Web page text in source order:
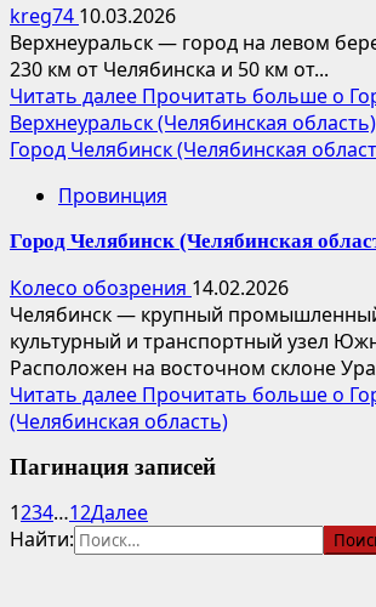
kreg74 10.03.2026
Верхнеуральск — город на левом
230 км от Челябинска и 50 км от...
Читать далее Прочитать больше о
Верхнеуральск (Челябинская область)
Город Челябинск (Челябинская
Провинция
Город Челябинск (Челябинская
Колесо обозрения 14.02.2026
Челябинск — крупный
культурный и транспортный узел
Расположен на восточном склоне
Читать далее Прочитать больше о
(Челябинская область)
Пагинация записей
1234…12Далее
Найти: